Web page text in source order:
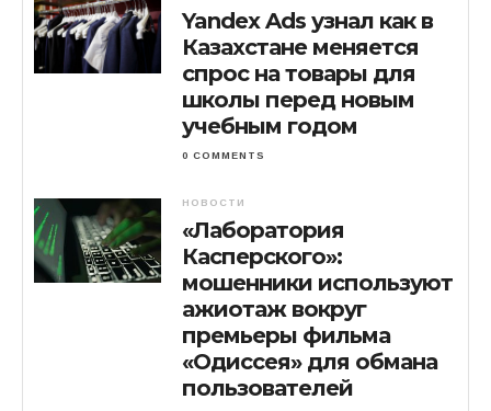
Yandex Ads узнал как в
Казахстане меняется
спрос на товары для
школы перед новым
учебным годом
0 COMMENTS
НОВОСТИ
«Лаборатория
Касперского»:
мошенники используют
ажиотаж вокруг
премьеры фильма
«Одиссея» для обмана
пользователей